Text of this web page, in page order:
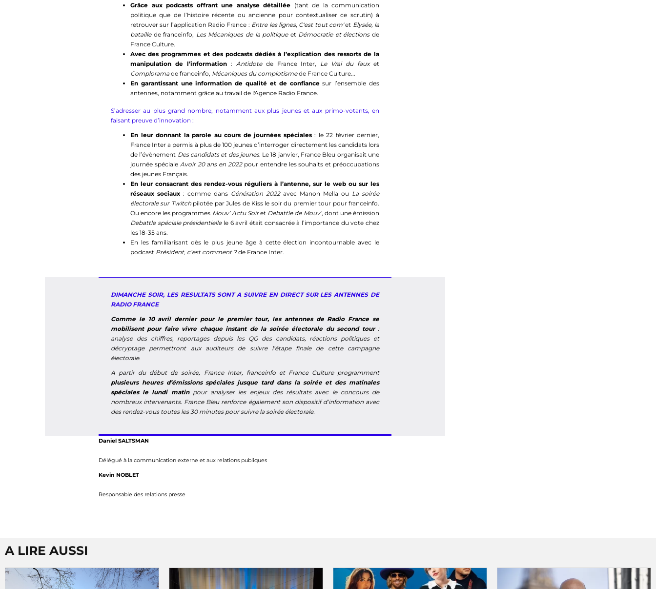
Grâce aux podcasts offrant une analyse détaillée (tant de la communication
politique que de l’histoire récente ou ancienne pour contextualiser ce scrutin) à
retrouver sur l’application Radio France : Entre les lignes, C'est tout com'et Elysée, la
bataillede franceinfo, Les Mécaniques de la politiqueet Démocratie et électionsde
France Culture.
Avec des programmes et des podcasts dédiés à l’explication des ressorts de la
manipulation de l’information : Antidote de France Inter, Le Vrai du fauxet
Complorama de franceinfo, Mécaniques du complotismede France Culture...
En garantissant une information de qualité et de confiancesur l’ensemble des
antennes, notamment grâce au travail de l'Agence Radio France.
S’adresser au plus grand nombre, notamment aux plus jeunes et aux primo-votants, en
faisant preuve d’innovation :
En leur donnant la parole au cours de journées spéciales: le 22 février dernier,
France Inter a permis à plus de 100 jeunes d’interroger directement les candidats lors
de l’évènement Des candidats et des jeunes. Le 18 janvier, France Bleu organisait une
journée spéciale Avoir 20 ans en 2022pour entendre les souhaits et préoccupations
des jeunes Français.
En leur consacrant des rendez-vous réguliers à l’antenne, sur le web ou sur les
réseaux sociaux : comme dans Génération 2022avec Manon Mella ou La soirée
électorale sur Twitchpilotée par Jules de Kiss le soir du premier tour pour franceinfo.
Ou encore les programmes Mouv’ Actu Soiret Debattle de Mouv’, dont une émission
Debattle spéciale présidentielle le 6 avril était consacrée à l’importance du vote chez
les 18-35 ans.
En les familiarisant dès le plus jeune âge à cette élection incontournable avec le
podcast Président, c’est comment ?de France Inter.
DIMANCHE SOIR, LES RESULTATS SONT A SUIVRE EN DIRECT SUR LES ANTENNES DE
RADIO FRANCE
Comme le 10 avril dernier pour le premier tour, les antennes de Radio France se
mobilisent pour faire vivre chaque instant de la soirée électorale du second tour:
analyse des chiffres, reportages depuis les QG des candidats, réactions politiques et
décryptage permettront aux auditeurs de suivre l’étape finale de cette campagne
électorale.
A partir du début de soirée, France Inter, franceinfo et France Culture programment
plusieurs heures d’émissions spéciales jusque tard dans la soirée et des matinales
spéciales le lundi matinpour analyser les enjeux des résultats avec le concours de
nombreux intervenants. France Bleu renforce également son dispositif d’information avec
des rendez-vous toutes les 30 minutes pour suivre la soirée électorale.
Daniel SALTSMAN
Délégué à la communication externe et aux relations publiques
Kevin NOBLET
Responsable des relations presse
A LIRE AUSSI